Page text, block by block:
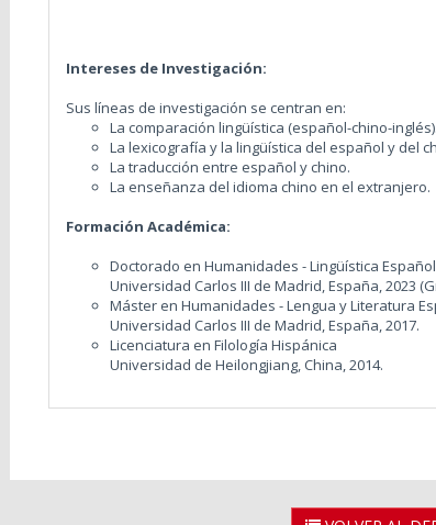
Intereses de Investigación:
Sus líneas de investigación se centran en:
La comparación lingüística (español-chino-inglés).
La lexicografía y la lingüística del español y del
La traducción entre español y chino.
La enseñanza del idioma chino en el extranjero.
Formación Académica:
Doctorado en Humanidades - Lingüística
Universidad Carlos III de Madrid, España, 2023
Máster en Humanidades - Lengua y Literatura
Universidad Carlos III de Madrid, España, 2017.
Licenciatura en Filología Hispánica
Universidad de Heilongjiang, China, 2014.